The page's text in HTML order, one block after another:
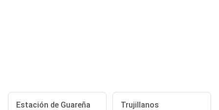
Estación de Guareña Trujillanos